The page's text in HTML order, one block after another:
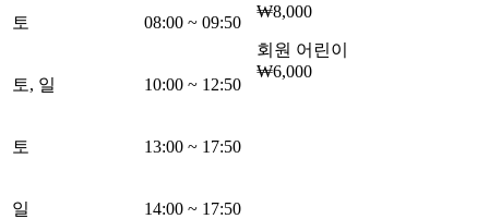
₩8,000
회원 어린이
₩6,000
토 08:00 ~ 09:50
토, 일 10:00 ~ 12:50
토 13:00 ~ 17:50
일 14:00 ~ 17:50